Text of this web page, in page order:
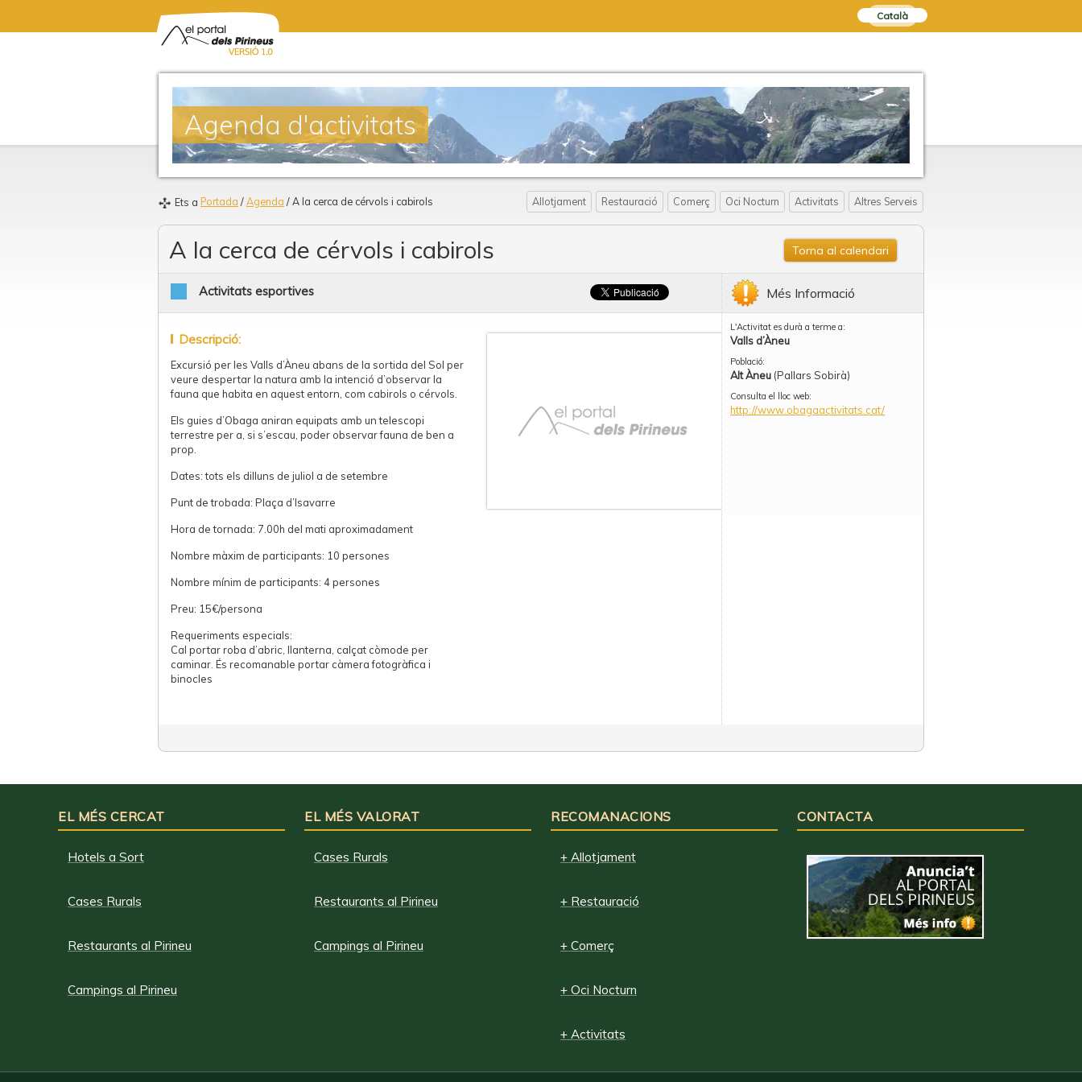
Català
Agenda d'activitats
Ets a Portada / Agenda / A la cerca de cérvols i cabirols Allotjament Restauració Comerç Oci Nocturn Activitats Altres Serveis
A la cerca de cérvols i cabirols Torna al calendari
Activitats esportives
Descripció:
Excursió per les Valls d’Àneu abans de la sortida del Sol per
veure despertar la natura amb la intenció d’observar la
fauna que habita en aquest entorn, com cabirols o cérvols.
Els guies d’Obaga aniran equipats amb un telescopi
terrestre per a, si s’escau, poder observar fauna de ben a
prop.
Dates: tots els dilluns de juliol a de setembre
Punt de trobada: Plaça d’Isavarre
Hora de tornada: 7.00h del mati aproximadament
Nombre màxim de participants: 10 persones
Nombre mínim de participants: 4 persones
Preu: 15€/persona
Requeriments especials:
Cal portar roba d’abric, llanterna, calçat còmode per
caminar. És recomanable portar càmera fotogràfica i
binocles
Més Informació
L'Activitat es durà a terme a:
Valls d’Àneu
Població:
Alt Àneu (Pallars Sobirà)
Consulta el lloc web:
http://www.obagaactivitats.cat/
EL MÉS CERCAT
Hotels a Sort
Cases Rurals
Restaurants al Pirineu
Campings al Pirineu
EL MÉS VALORAT
Cases Rurals
Restaurants al Pirineu
Campings al Pirineu
RECOMANACIONS
+ Allotjament
+ Restauració
+ Comerç
+ Oci Nocturn
+ Activitats
CONTACTA